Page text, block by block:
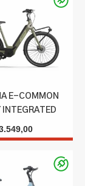
E-COMMON
INTEGRATED